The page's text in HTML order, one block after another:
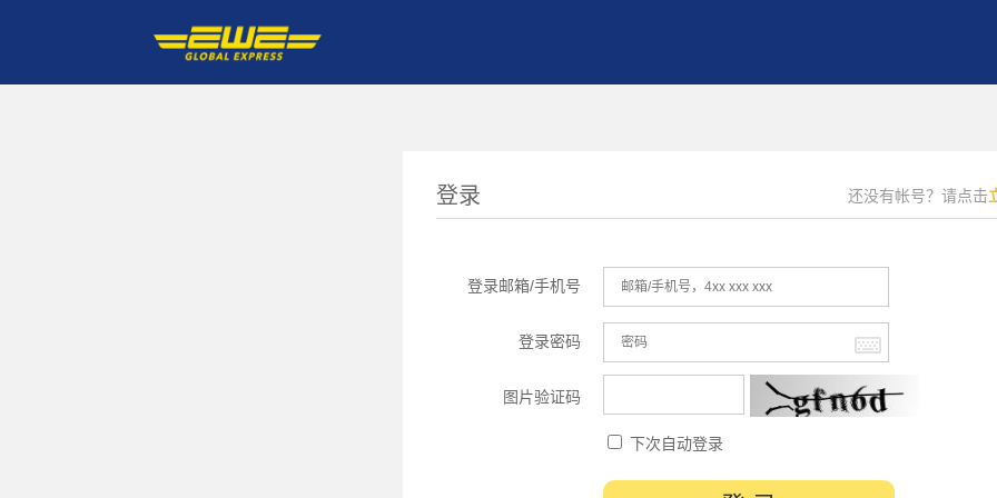
登录 还没有帐号？请点击
登录邮箱/手机号
登录密码
图片验证码
下次自动登录